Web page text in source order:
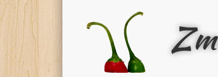
FacebookPinterest